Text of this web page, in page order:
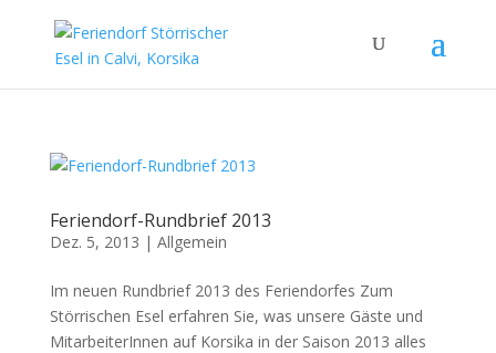
Feriendorf-Rundbrief 2013
Dez. 5, 2013 | Allgemein
Im neuen Rundbrief 2013 des Feriendorfes Zum
Störrischen Esel erfahren Sie, was unsere Gäste und
MitarbeiterInnen auf Korsika in der Saison 2013 alles